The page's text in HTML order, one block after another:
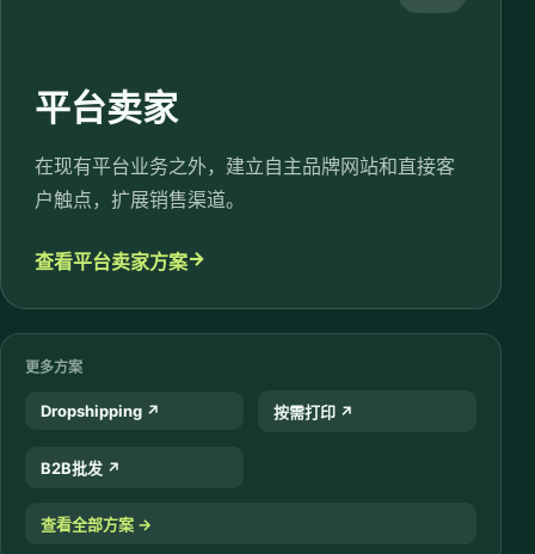
平台卖家
在现有平台业务之外，建立自主品牌网站和直接客
户触点，扩展销售渠道。
查看平台卖家方案→
更多方案
Dropshipping ↗ 按需打印 ↗
B2B批发 ↗
查看全部方案 →